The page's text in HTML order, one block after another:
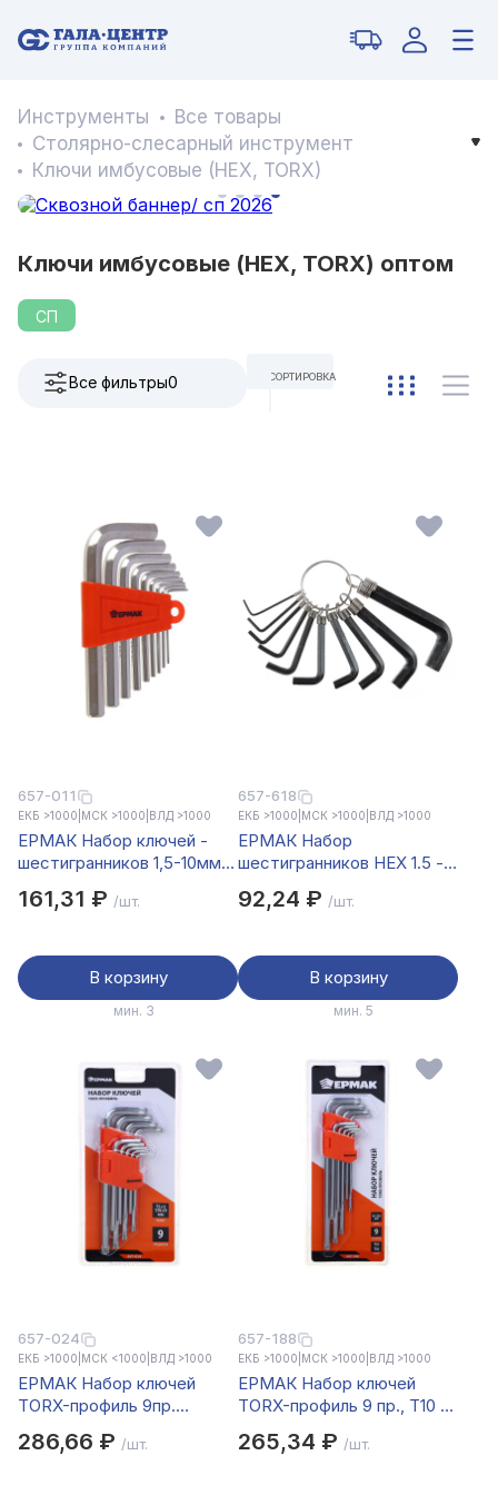
Инструменты
Все товары
Столярно-слесарный инструмент
Ключи имбусовые (HEX, TORX)
Ключи имбусовые (HEX, TORX) оптом
СП
Все фильтры0
СОРТИРОВКА
657-011
ЕКБ >1000 МСК >1000 ВЛД >1000
ЕРМАК Набор ключей -
шестигранников 1,5-10мм,
161,31 ₽ /шт.
В корзину
мин. 3
657-618
ЕКБ >1000 МСК >1000 ВЛД >1000
ЕРМАК Набор
шестигранников HEX 1.5 -
JF2296B
92,24 ₽ /шт.
В корзину
мин. 5
657-024
ЕКБ >1000 МСК <1000 ВЛД >1000
ЕРМАК Набор ключей
TORX-профиль 9пр.
286,66 ₽ /шт.
657-188
ЕКБ >1000 МСК >1000 ВЛД >1000
ЕРМАК Набор ключей
TORX-профиль 9 пр., T10 -
265,34 ₽ /шт.